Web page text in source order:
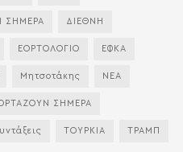
ΣΗΜΕΡΑ ΔΙΕΘΝΗ
ΕΟΡΤΟΛΟΓΙΟ ΕΦΚΑ
Μητσοτάκης ΝΕΑ
ΣΗΜΕΡΑ
ΤΟΥΡΚΙΑ ΤΡΑΜΠ